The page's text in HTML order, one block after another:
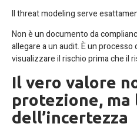
Il threat modeling serve
Non è un documento da
allegare a un audit. È un
visualizzare il rischio prima che il
Il vero valore
protezione,
dell’incertezza